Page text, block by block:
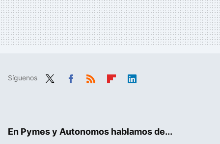
Síguenos
En Pymes y Autonomos hablamos de...